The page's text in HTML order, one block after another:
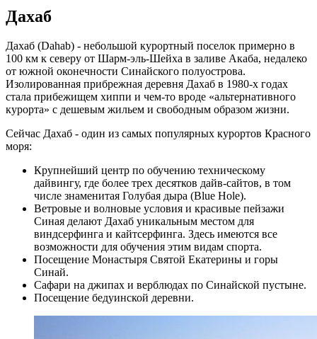
Дахаб
Дахаб (Dahab) - небольшой курортный поселок примерно в
100 км к северу от Шарм-эль-Шейха в заливе Акаба, недалеко
от южной оконечности Синайского полуострова.
Изолированная прибрежная деревня Дахаб в 1980-х годах
стала прибежищем хиппи и чем-то вроде «альтернативного
курорта» с дешевым жильем и свободным образом жизни.
Сейчас Дахаб - один из самых популярных курортов Красного
моря:
Крупнейший центр по обучению техническому
дайвингу, где более трех десятков дайв-сайтов, в том
числе знаменитая Голубая дыра (Blue Hole).
Ветровые и волновые условия и красивые пейзажи
Синая делают Дахаб уникальным местом для
виндсерфинга и кайтсерфинга. Здесь имеются все
возможности для обучения этим видам спорта.
Посещение Монастыря Святой Екатерины и горы
Синай.
Сафари на джипах и верблюдах по Синайской пустыне.
Посещение бедуинской деревни.